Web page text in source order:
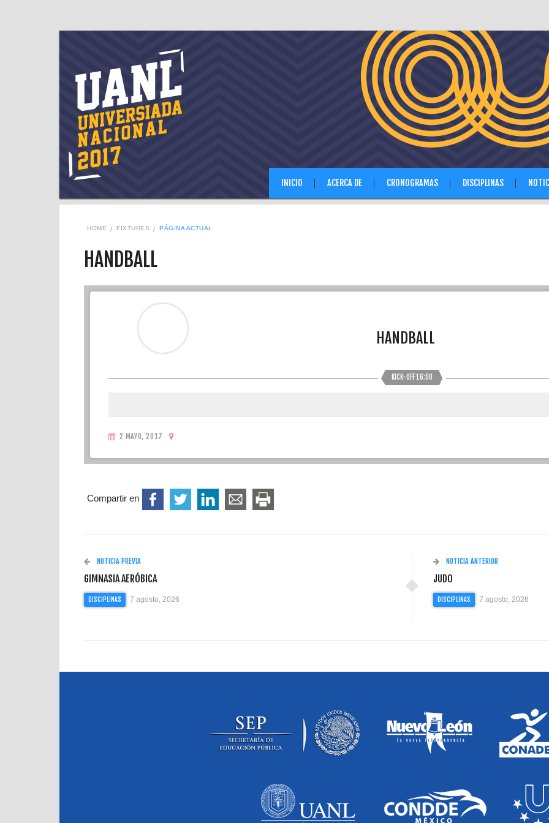
INICIO ACERCA DE CRONOGRAMAS DISCIPLINAS
HOME FIXTURES PÁGINA ACTUAL
HANDBALL
HANDBALL
KICK-OFF 16:00
2 MAYO, 2017
Compartir en
NOTICIA PREVIA
GIMNASIA AERÓBICA
DISCIPLINAS 7 agosto, 2026
NOTICIA ANTERIOR
JUDO
DISCIPLINAS 7 agosto, 2026